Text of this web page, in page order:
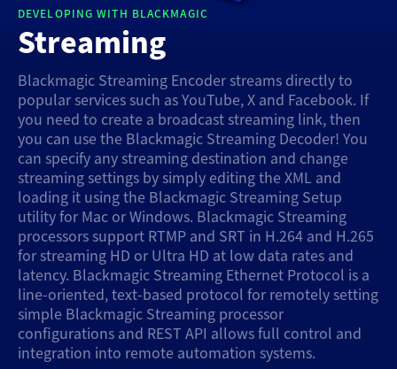
Brazil
Canada
China
Denmark
Finland
France
Germany
Hong Kong SAR, China
India
Italy
DEVELOPING WITH BLACKMAGIC
Streaming
Blackmagic Streaming Encoder streams directly to
popular services such as YouTube, X and Facebook. If
you need to create a broadcast streaming link, then
you can use the Blackmagic Streaming Decoder! You
can specify any streaming destination and change
streaming settings by simply editing the XML and
loading it using the Blackmagic Streaming Setup
utility for Mac or Windows. Blackmagic Streaming
processors support RTMP and SRT in H.264 and H.265
for streaming HD or Ultra HD at low data rates and
latency. Blackmagic Streaming Ethernet Protocol is a
line-oriented, text-based protocol for remotely setting
simple Blackmagic Streaming processor
configurations and REST API allows full control and
integration into remote automation systems.